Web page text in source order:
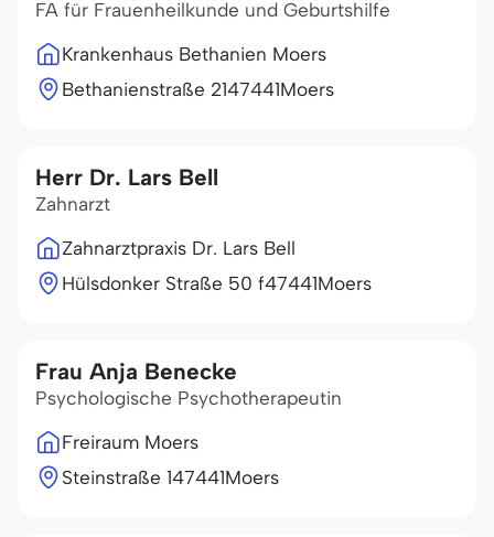
FA für Frauenheilkunde und Geburtshilfe
Krankenhaus Bethanien Moers
Bethanienstraße 2147441Moers
Herr Dr. Lars Bell
Zahnarzt
Zahnarztpraxis Dr. Lars Bell
Hülsdonker Straße 50 f47441Moers
Frau Anja Benecke
Psychologische Psychotherapeutin
Freiraum Moers
Steinstraße 147441Moers